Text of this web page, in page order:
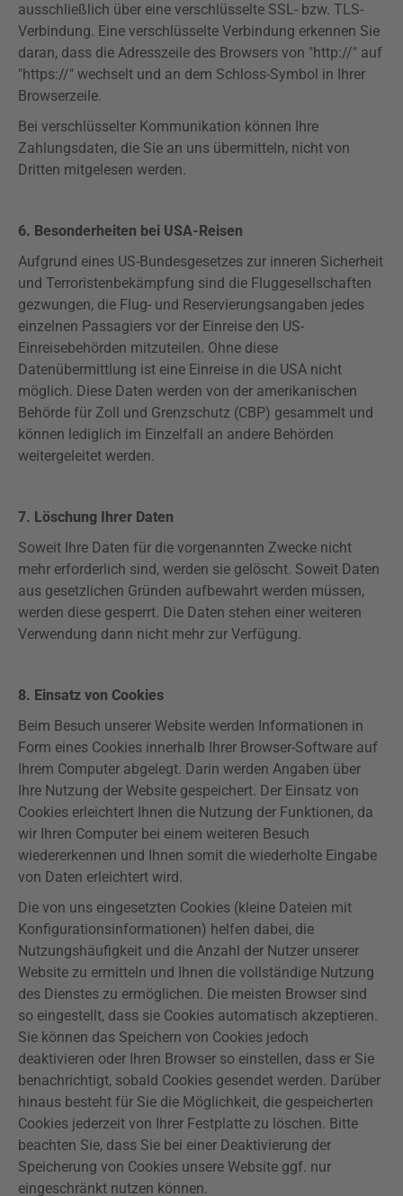
ausschließlich über eine verschlüsselte SSL- bzw. TLS-
Verbindung. Eine verschlüsselte Verbindung erkennen Sie
daran, dass die Adresszeile des Browsers von "http://" auf
"https://" wechselt und an dem Schloss-Symbol in Ihrer
Browserzeile.
Bei verschlüsselter Kommunikation können Ihre
Zahlungsdaten, die Sie an uns übermitteln, nicht von
Dritten mitgelesen werden.
6. Besonderheiten bei USA-Reisen
Aufgrund eines US-Bundesgesetzes zur inneren Sicherheit
und Terroristenbekämpfung sind die Fluggesellschaften
gezwungen, die Flug- und Reservierungsangaben jedes
einzelnen Passagiers vor der Einreise den US-
Einreisebehörden mitzuteilen. Ohne diese
Datenübermittlung ist eine Einreise in die USA nicht
möglich. Diese Daten werden von der amerikanischen
Behörde für Zoll und Grenzschutz (CBP) gesammelt und
können lediglich im Einzelfall an andere Behörden
weitergeleitet werden.
7. Löschung Ihrer Daten
Soweit Ihre Daten für die vorgenannten Zwecke nicht
mehr erforderlich sind, werden sie gelöscht. Soweit Daten
aus gesetzlichen Gründen aufbewahrt werden müssen,
werden diese gesperrt. Die Daten stehen einer weiteren
Verwendung dann nicht mehr zur Verfügung.
8. Einsatz von Cookies
Beim Besuch unserer Website werden Informationen in
Form eines Cookies innerhalb Ihrer Browser-Software auf
Ihrem Computer abgelegt. Darin werden Angaben über
Ihre Nutzung der Website gespeichert. Der Einsatz von
Cookies erleichtert Ihnen die Nutzung der Funktionen, da
wir Ihren Computer bei einem weiteren Besuch
wiedererkennen und Ihnen somit die wiederholte Eingabe
von Daten erleichtert wird.
Die von uns eingesetzten Cookies (kleine Dateien mit
Konfigurationsinformationen) helfen dabei, die
Nutzungshäufigkeit und die Anzahl der Nutzer unserer
Website zu ermitteln und Ihnen die vollständige Nutzung
des Dienstes zu ermöglichen. Die meisten Browser sind
so eingestellt, dass sie Cookies automatisch akzeptieren.
Sie können das Speichern von Cookies jedoch
deaktivieren oder Ihren Browser so einstellen, dass er Sie
benachrichtigt, sobald Cookies gesendet werden. Darüber
hinaus besteht für Sie die Möglichkeit, die gespeicherten
Cookies jederzeit von Ihrer Festplatte zu löschen. Bitte
beachten Sie, dass Sie bei einer Deaktivierung der
Speicherung von Cookies unsere Website ggf. nur
eingeschränkt nutzen können.